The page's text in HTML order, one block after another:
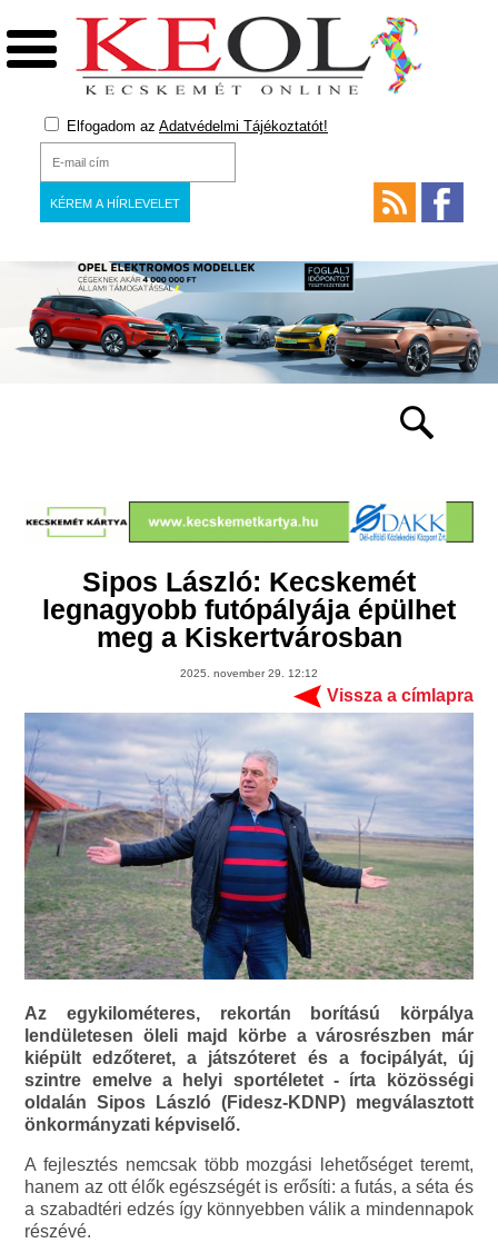
Elfogadom az Adatvédelmi Tájékoztatót!
Sipos László: Kecskemét
legnagyobb futópályája épülhet
meg a Kiskertvárosban
2025. november 29. 12:12
Vissza a címlapra
Az egykilométeres, rekortán borítású körpálya
lendületesen öleli majd körbe a városrészben már
kiépült edzőteret, a játszóteret és a focipályát, új
szintre emelve a helyi sportéletet - írta közösségi
oldalán Sipos László (Fidesz-KDNP) megválasztott
önkormányzati képviselő.
A fejlesztés nemcsak több mozgási lehetőséget teremt,
hanem az ott élők egészségét is erősíti: a futás, a séta és
a szabadtéri edzés így könnyebben válik a mindennapok
részévé.